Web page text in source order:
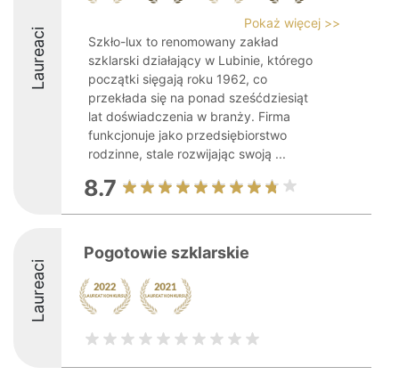
Laureaci
Pokaż więcej >>
Szkło-lux to renomowany zakład
szklarski działający w Lubinie, którego
początki sięgają roku 1962, co
przekłada się na ponad sześćdziesiąt
lat doświadczenia w branży. Firma
funkcjonuje jako przedsiębiorstwo
rodzinne, stale rozwijając swoją ...
8.7
Laureaci
Pogotowie szklarskie